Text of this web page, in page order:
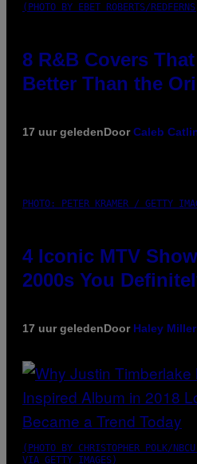
(PHOTO BY EBET ROBERTS/
8 R&B Covers
Better Than the
17 uur geledenDoorCaleb
PHOTO: PETER KRAMER / GETTY
4 Iconic MTV
2000s You
17 uur geledenDoor Haley Miller
(PHOTO BY CHRISTOPHER POLK/
VIA GETTY IMAGES)